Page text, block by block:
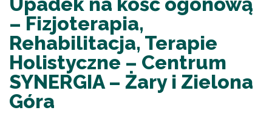
– Fizjoterapia,
Rehabilitacja, Terapie
Holistyczne – Centrum
SYNERGIA – Żary i Zielona
Góra